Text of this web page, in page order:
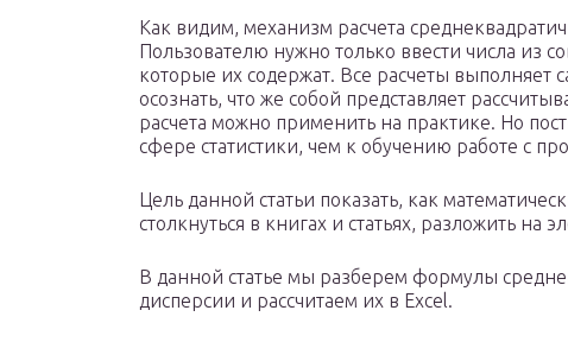
Как видим, механизм расчета
Пользователю нужно только ввести числа из
которые их содержат. Все расчеты выполняет
осознать, что же собой представляет
расчета можно применить на практике. Но
сфере статистики, чем к обучению работе с
Цель данной статьи показать, как
столкнуться в книгах и статьях, разложить на
В данной статье мы разберем формулы
дисперсии и рассчитаем их в Excel.